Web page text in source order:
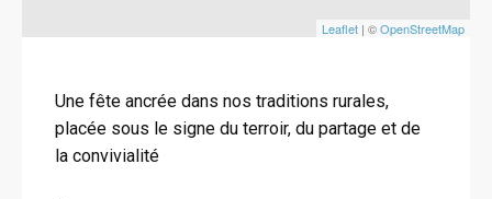
Leaflet | ©OpenStreetMap
Une fête ancrée dans nos traditions rurales,
placée sous le signe du terroir, du partage et de
la convivialité